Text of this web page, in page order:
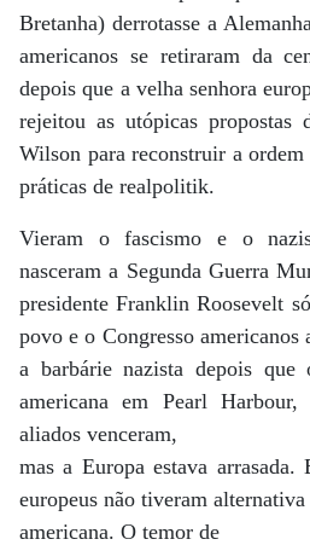
Bretanha) derrotasse a
americanos se retiraram da
depois que a velha senhora
rejeitou as utópicas propostas
Wilson para reconstruir a
práticas de realpolitik.
Vieram o fascismo e o
nasceram a Segunda Guerra
presidente Franklin Roosevelt
povo e o Congresso americanos
a barbárie nazista depois
americana em Pearl
aliados venceram,
mas a Europa estava arrasada.
europeus não tiveram
americana. O temor de